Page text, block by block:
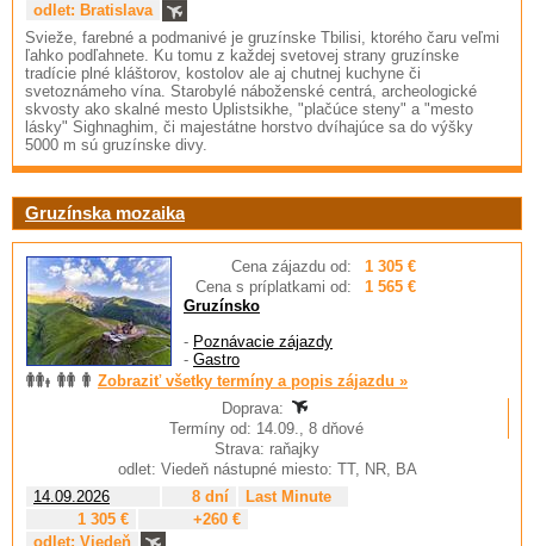
odlet: Bratislava
Svieže, farebné a podmanivé je gruzínske Tbilisi, ktorého čaru veľmi
ľahko podľahnete. Ku tomu z každej svetovej strany gruzínske
tradície plné kláštorov, kostolov ale aj chutnej kuchyne či
svetoznámeho vína. Starobylé náboženské centrá, archeologické
skvosty ako skalné mesto Uplistsikhe, "plačúce steny" a "mesto
lásky" Sighnaghim, či majestátne horstvo dvíhajúce sa do výšky
5000 m sú gruzínske divy.
Gruzínska mozaika
Cena zájazdu od:
1 305 €
Cena s príplatkami od:
1 565 €
Gruzínsko
- Poznávacie zájazdy
- Gastro
Zobraziť všetky termíny a popis zájazdu »
Doprava:
Termíny od: 14.09., 8 dňové
Strava: raňajky
odlet: Viedeň nástupné miesto: TT, NR, BA
14.09.2026
8 dní
Last Minute
1 305 €
+260 €
odlet: Viedeň